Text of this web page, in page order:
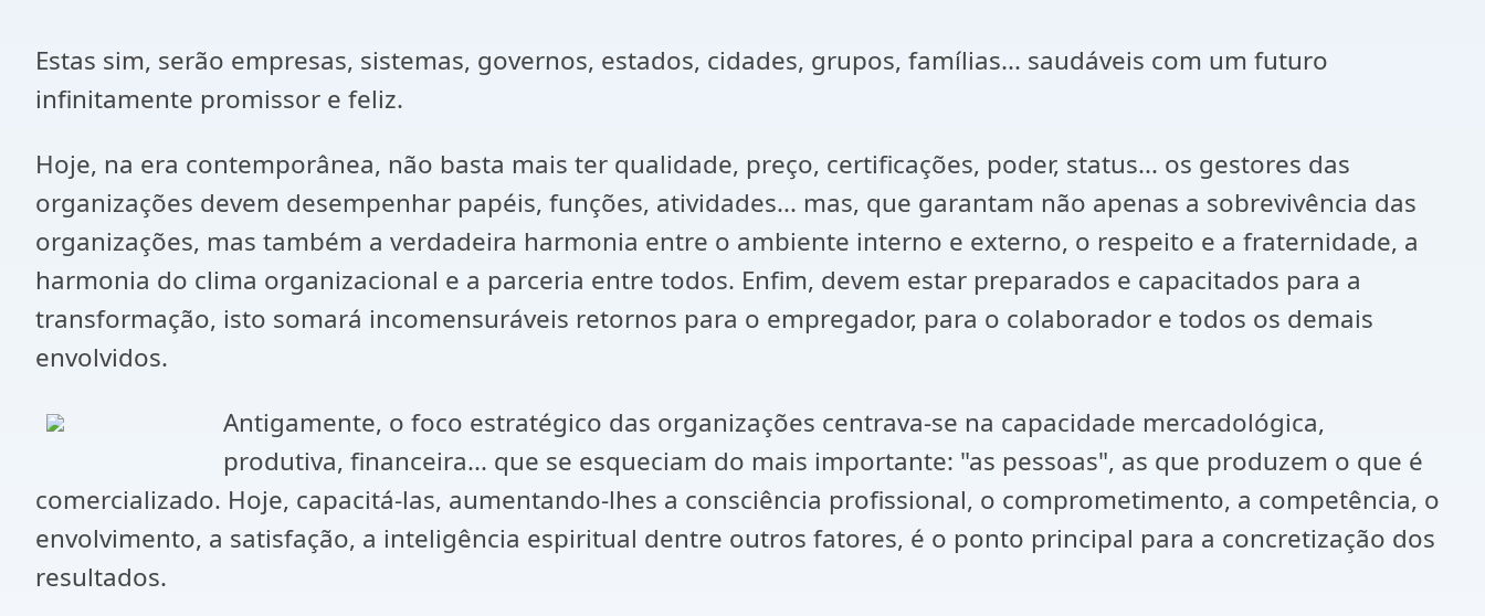
Estas sim, serão empresas, sistemas, governos, estados, cidades, grupos, famílias... saudáveis com um futuro
infinitamente promissor e feliz.
Hoje, na era contemporânea, não basta mais ter qualidade, preço, certificações, poder, status... os gestores das
organizações devem desempenhar papéis, funções, atividades... mas, que garantam não apenas a sobrevivência das
organizações, mas também a verdadeira harmonia entre o ambiente interno e externo, o respeito e a fraternidade, a
harmonia do clima organizacional e a parceria entre todos. Enfim, devem estar preparados e capacitados para a
transformação, isto somará incomensuráveis retornos para o empregador, para o colaborador e todos os demais
envolvidos.
Antigamente, o foco estratégico das organizações centrava-se na capacidade mercadológica,
produtiva, financeira... que se esqueciam do mais importante: "as pessoas", as que produzem o que é
comercializado. Hoje, capacitá-las, aumentando-lhes a consciência profissional, o comprometimento, a competência, o
envolvimento, a satisfação, a inteligência espiritual dentre outros fatores, é o ponto principal para a concretização dos
resultados.